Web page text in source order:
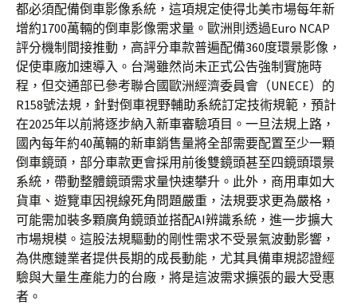
都必須配備倒車影像系統，這項規定使得北美市場每年新
增約1700萬輛的倒車影像需求量。歐洲則透過Euro NCAP
評分機制間接推動，高評分車款普遍配備360度環景影像，
促使車廠加速導入。台灣雖然尚未正式公告強制實施時
程，但交通部已參考聯合國歐洲經濟委員會（UNECE）的
R158號法規，針對倒車視野輔助系統訂定技術規範，預計
在2025年以前將逐步納入新車審驗項目。一旦法規上路，
國內每年約40萬輛的新車銷售量將全部需要配置至少一顆
倒車鏡頭，部分車款更會採用前後雙鏡頭甚至四鏡頭環景
系統，帶動整體鏡頭需求量快速攀升。此外，商用車如大
貨車、遊覽車因視線死角問題嚴重，法規要求更為嚴格，
可能需加裝多顆廣角鏡頭並搭配AI辨識系統，進一步擴大
市場規模。這股法規驅動的剛性需求不受景氣波動影響，
為供應鏈業者提供長期的成長動能，尤其具備車規認證經
驗與大量生產能力的台廠，將是這波需求擴張的最大受惠
者。